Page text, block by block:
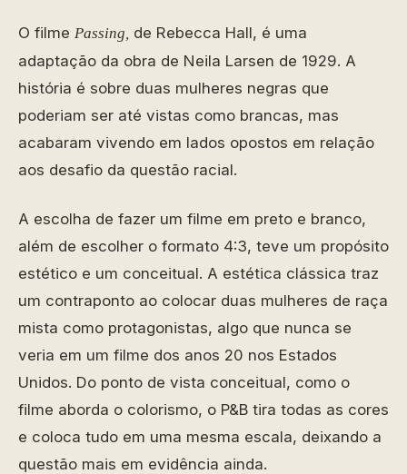
O filme Passing, de Rebecca Hall, é uma
adaptação da obra de Neila Larsen de 1929. A
história é sobre duas mulheres negras que
poderiam ser até vistas como brancas, mas
acabaram vivendo em lados opostos em relação
aos desafio da questão racial.
A escolha de fazer um filme em preto e branco,
além de escolher o formato 4:3, teve um propósito
estético e um conceitual. A estética clássica traz
um contraponto ao colocar duas mulheres de raça
mista como protagonistas, algo que nunca se
veria em um filme dos anos 20 nos Estados
Unidos. Do ponto de vista conceitual, como o
filme aborda o colorismo, o P&B tira todas as cores
e coloca tudo em uma mesma escala, deixando a
questão mais em evidência ainda.